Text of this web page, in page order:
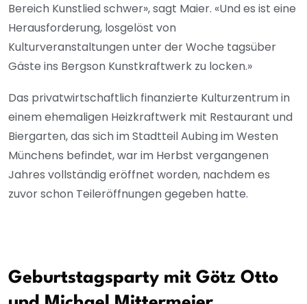
Bereich Kunstlied schwer», sagt Maier. «Und es ist eine
Herausforderung, losgelöst von
Kulturveranstaltungen unter der Woche tagsüber
Gäste ins Bergson Kunstkraftwerk zu locken.»
Das privatwirtschaftlich finanzierte Kulturzentrum in
einem ehemaligen Heizkraftwerk mit Restaurant und
Biergarten, das sich im Stadtteil Aubing im Westen
Münchens befindet, war im Herbst vergangenen
Jahres vollständig eröffnet worden, nachdem es
zuvor schon Teileröffnungen gegeben hatte.
Geburtstagsparty mit Götz Otto